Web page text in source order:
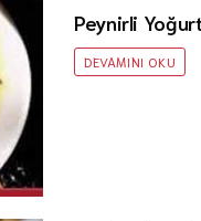
Peynirli
DEVAMINI OKU